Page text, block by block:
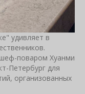
удивляет в
поваром Хуанми
Петербург для
организованных